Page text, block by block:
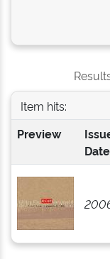
Item hits:
Preview
Date